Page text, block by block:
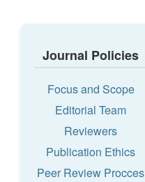
Journal Policies
Focus and Scope
Editorial Team
Reviewers
Publication Ethics
Peer Review Procces